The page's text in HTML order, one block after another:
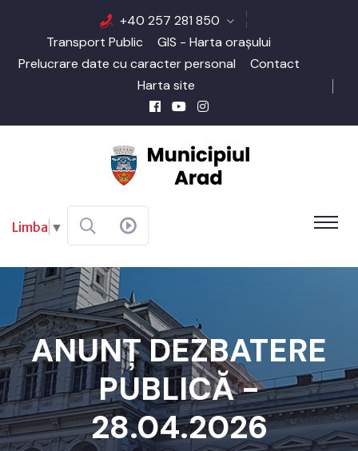
+40 257 281 850
Transport Public
GIS - Harta orașului
Prelucrare date cu caracter personal
Contact
Harta site
Limba ▼
ANUNȚ DEZBATERE
PUBLICĂ -
28.04.2026